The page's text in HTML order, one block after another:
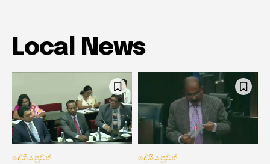
Local News
දේශීය පුවත් දේශීය පුවත්